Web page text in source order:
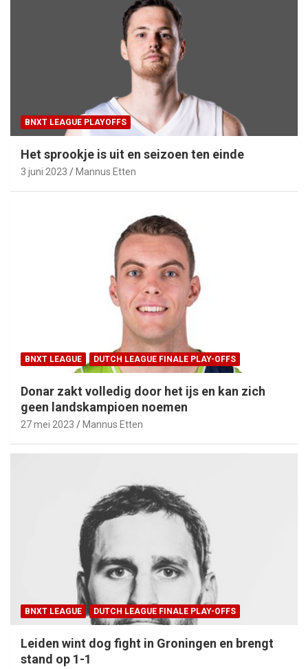
BNXT LEAGUE PLAYOFFS
Het sprookje is uit en seizoen ten einde
3 juni 2023 Mannus Etten
BNXT LEAGUE DUTCH LEAGUE FINALE PLAY-OFFS
Donar zakt volledig door het ijs en kan zich
geen landskampioen noemen
27 mei 2023 Mannus Etten
BNXT LEAGUE DUTCH LEAGUE FINALE PLAY-OFFS
Leiden wint dog fight in Groningen en brengt
stand op 1-1